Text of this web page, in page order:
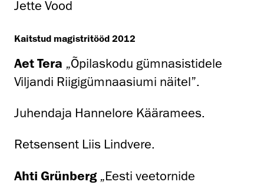
Jette Vood
Kaitstud magistritööd 2012
Aet Tera „Õpilaskodu gümnasistidele
Viljandi Riigigümnaasiumi näitel”.
Juhendaja Hannelore Kääramees.
Retsensent Liis Lindvere.
Ahti Grünberg„Eesti veetornide